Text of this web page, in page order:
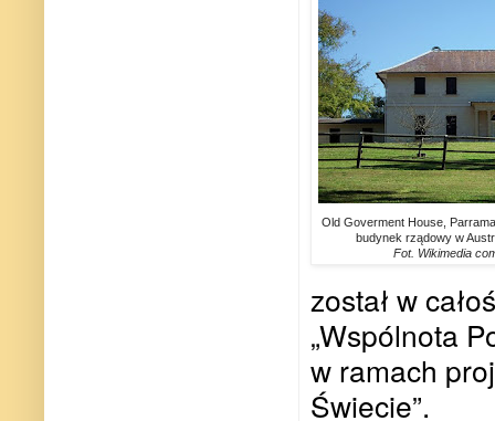
Old Goverment House,
budynek rządowy w
Fot. Wikimedia
został w
„Wspólnota
w ramach
Świecie”.